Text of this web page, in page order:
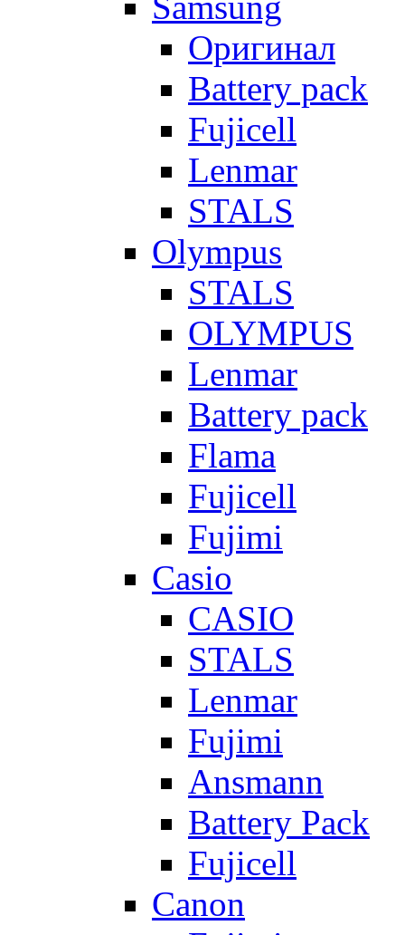
Оригинал
Battery pack
Fujicell
Lenmar
STALS
Olympus
STALS
OLYMPUS
Lenmar
Battery pack
Flama
Fujicell
Fujimi
Casio
CASIO
STALS
Lenmar
Fujimi
Ansmann
Battery Pack
Fujicell
Canon